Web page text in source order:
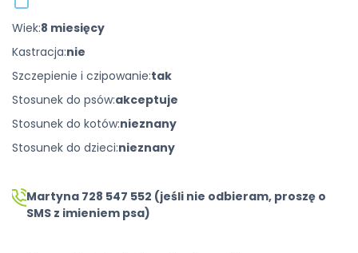
Wiek:8 miesięcy
Kastracja:nie
Szczepienie i czipowanie:tak
Stosunek do psów:akceptuje
Stosunek do kotów:nieznany
Stosunek do dzieci:nieznany
Martyna 728 547 552 (jeśli nie odbieram, proszę o
SMS z imieniem psa)